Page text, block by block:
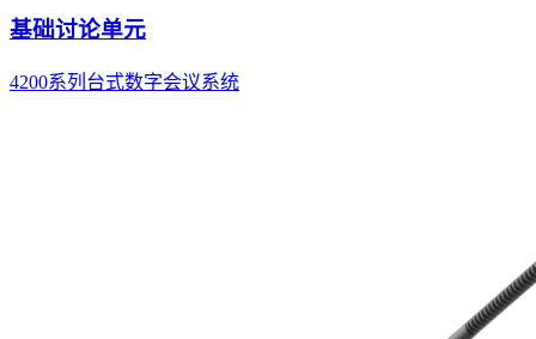
基础讨论单元
4200系列台式数字会议系统